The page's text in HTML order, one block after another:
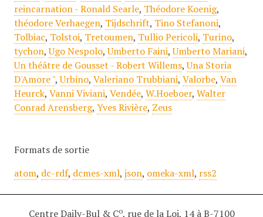
reincarnation - Ronald Searle, Théodore Koenig,
théodore Verhaegen, Tijdschrift, Tino Stefanoni,
Tolbiac, Tolstoi, Tretoumen, Tullio Pericoli, Turino,
tychon,Ugo Nespolo,Umberto Faini,Umberto Mariani,
Un théâtre de Gousset - Robert Willems,Una Storia
D'Amore ",Urbino, Valeriano Trubbiani, Valorbe, Van
Heurck, Vanni Viviani, Vendée, W.Hoeboer, Walter
Conrad Arensberg, Yves Rivière, Zeus
Formats de sortie
atom, dc-rdf, dcmes-xml, json, omeka-xml, rss2
Centre Daily-Bul & Co, rue de la Loi, 14 à B-7100